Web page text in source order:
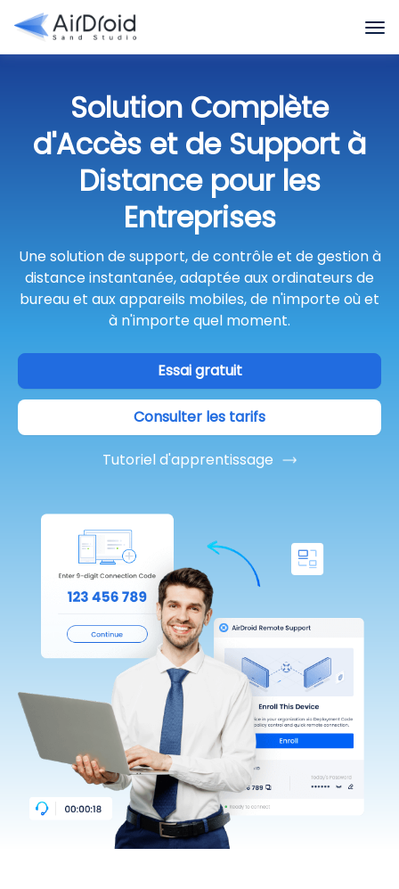
Solution Complète
d'Accès et de Support à
Distance pour les
Entreprises
Une solution de support, de contrôle et de gestion à
distance instantanée, adaptée aux ordinateurs de
bureau et aux appareils mobiles, de n'importe où et
à n'importe quel moment.
Essai gratuit
Consulter les tarifs
Tutoriel d'apprentissage